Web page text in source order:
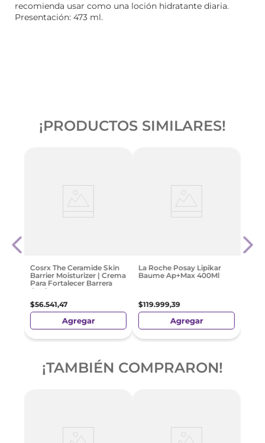
recomienda usar como una loción hidratante diaria.
Presentación: 473 ml.
¡PRODUCTOS SIMILARES!
Cosrx The Ceramide Skin
Barrier Moisturizer | Crema
Para Fortalecer Barrera
Cutánea
$56.541,47
Agregar
La Roche Posay Lipikar
Baume Ap+Max 400Ml
$119.999,39
Agregar
¡TAMBIÉN COMPRARON!